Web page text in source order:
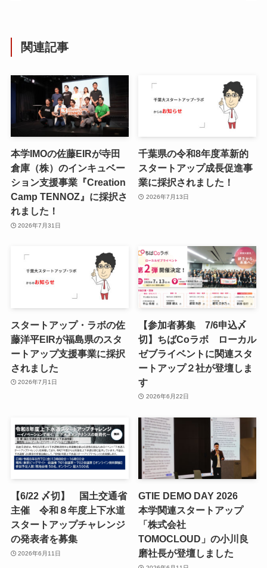
関連記事
本学IMOの佐藤EIRが寺田
倉庫（株）のインキュベー
ション支援事業『Creation
Camp TENNOZ』に採択さ
れました！
2026年7月31日
千葉県の令和8年度⾰新的
スタートアップ成⻑促進事
業に採択されました！
2026年7月13日
スタートアップ・ラボの佐
藤洋平EIRが福島県のスタ
ートアップ支援事業に採択
されました
2026年7月1日
【参加者募集 7/6申込〆
切】ちばCoラボ ローカル
ゼブライベントに関連スタ
ートアップ２社が登壇しま
す
2026年6月22日
【6/22 〆切】 国土交通省
主催 令和８年度上下水道
スタートアップチャレンジ
の発表者を募集
2026年6月11日
GTIE DEMO DAY 2026
本学関連スタートアップ
「株式会社
TOMOCLOUD」の小川良
磨社長が登壇しました